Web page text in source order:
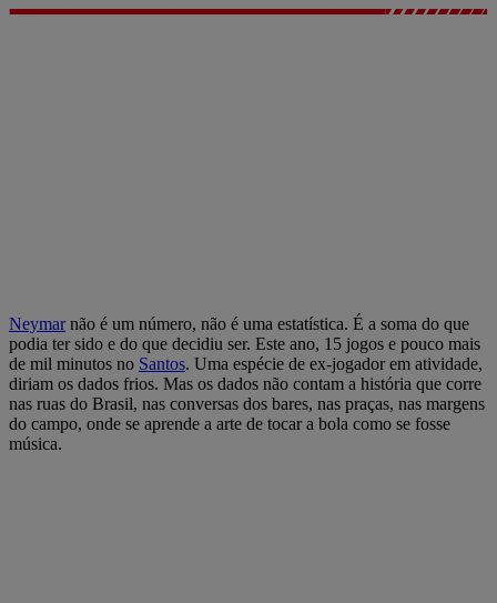
Neymarnão é um número, não é uma estatística. É a soma do que
podia ter sido e do que decidiu ser. Este ano, 15 jogos e pouco mais
de mil minutos no Santos. Uma espécie de ex-jogador em atividade,
diriam os dados frios. Mas os dados não contam a história que corre
nas ruas do Brasil, nas conversas dos bares, nas praças, nas margens
do campo, onde se aprende a arte de tocar a bola como se fosse
música.